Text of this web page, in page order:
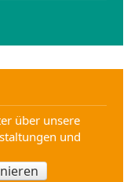
über unsere
und